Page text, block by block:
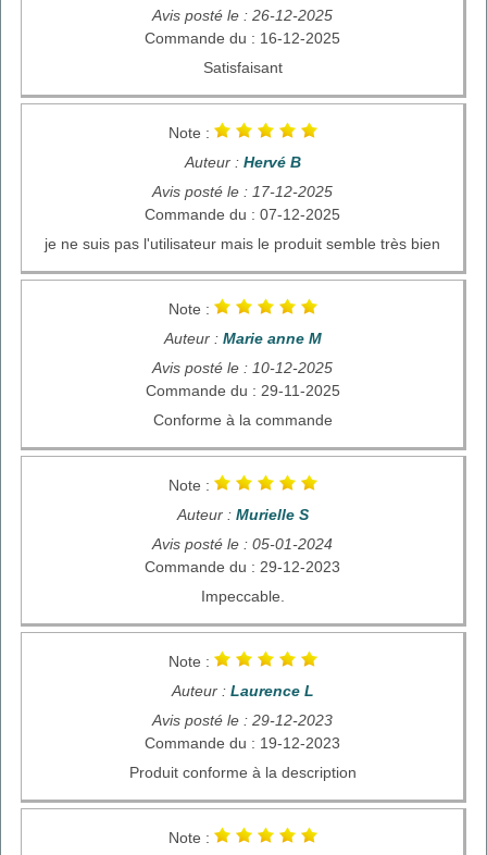
Avis posté le : 26-12-2025
Commande du : 16-12-2025
Satisfaisant
Note :
Auteur : Hervé B
Avis posté le : 17-12-2025
Commande du : 07-12-2025
je ne suis pas l'utilisateur mais le produit semble très bien
Note :
Auteur : Marie anne M
Avis posté le : 10-12-2025
Commande du : 29-11-2025
Conforme à la commande
Note :
Auteur : Murielle S
Avis posté le : 05-01-2024
Commande du : 29-12-2023
Impeccable.
Note :
Auteur : Laurence L
Avis posté le : 29-12-2023
Commande du : 19-12-2023
Produit conforme à la description
Note :